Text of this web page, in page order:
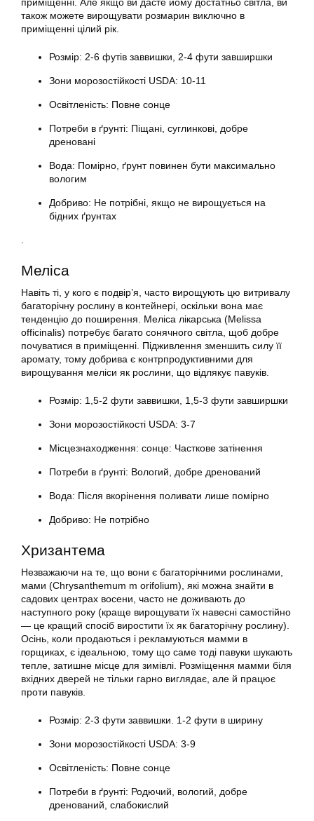
приміщенні. Але якщо ви дасте йому достатньо світла, ви
також можете вирощувати розмарин виключно в
приміщенні цілий рік.
Розмір: 2-6 футів заввишки, 2-4 фути завширшки
Зони морозостійкості USDA: 10-11
Освітленість: Повне сонце
Потреби в ґрунті: Піщані, суглинкові, добре
дреновані
Вода: Помірно, ґрунт повинен бути максимально
вологим
Добриво: Не потрібні, якщо не вирощується на
бідних ґрунтах
.
Меліса
Навіть ті, у кого є подвір’я, часто вирощують цю витривалу
багаторічну рослину в контейнері, оскільки вона має
тенденцію до поширення. Меліса лікарська (Melissa
officinalis) потребує багато сонячного світла, щоб добре
почуватися в приміщенні. Підживлення зменшить силу її
аромату, тому добрива є контрпродуктивними для
вирощування меліси як рослини, що відлякує павуків.
Розмір: 1,5-2 фути заввишки, 1,5-3 фути завширшки
Зони морозостійкості USDA: 3-7
Місцезнаходження: сонце: Часткове затінення
Потреби в ґрунті: Вологий, добре дренований
Вода: Після вкорінення поливати лише помірно
Добриво: Не потрібно
Хризантема
Незважаючи на те, що вони є багаторічними рослинами,
мами (Chrysanthemum m orifolium), які можна знайти в
садових центрах восени, часто не доживають до
наступного року (краще вирощувати їх навесні самостійно
— це кращий спосіб виростити їх як багаторічну рослину).
Осінь, коли продаються і рекламуються мамми в
горщиках, є ідеальною, тому що саме тоді павуки шукають
тепле, затишне місце для зимівлі. Розміщення мамми біля
вхідних дверей не тільки гарно виглядає, але й працює
проти павуків.
Розмір: 2-3 фути заввишки. 1-2 фути в ширину
Зони морозостійкості USDA: 3-9
Освітленість: Повне сонце
Потреби в ґрунті: Родючий, вологий, добре
дренований, слабокислий